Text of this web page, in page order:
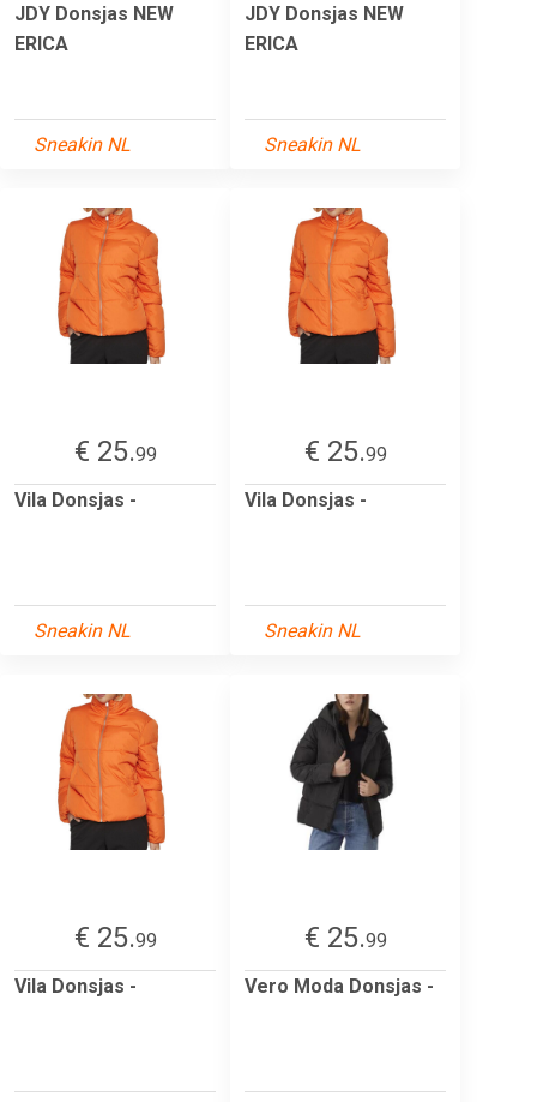
JDY Donsjas NEW
ERICA
Sneakin NL
JDY Donsjas NEW
ERICA
Sneakin NL
€ 25.99
Vila Donsjas -
Sneakin NL
€ 25.99
Vila Donsjas -
Sneakin NL
€ 25.99
Vila Donsjas -
€ 25.99
Vero Moda Donsjas -